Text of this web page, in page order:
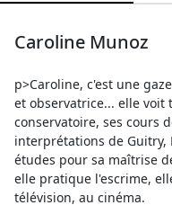
Caroline Munoz
p>Caroline, c'est une
et observatrice... elle voit
conservatoire, ses cours
interprétations de Guitry,
études pour sa maîtrise
elle pratique l'escrime,
télévision, au cinéma.